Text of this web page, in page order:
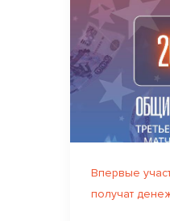
Впервые
получат